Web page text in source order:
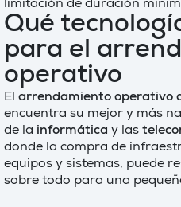
limitación de duración
Qué
para el
operativo
El arrendamiento operativo
encuentra su mejor y más
de la informática y las
donde la compra de
equipos y sistemas, puede
sobre todo para una